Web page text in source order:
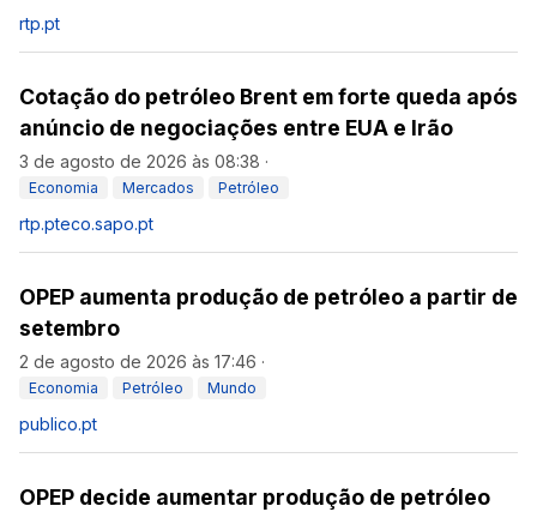
rtp.pt
Cotação do petróleo Brent em forte queda após
anúncio de negociações entre EUA e Irão
3 de agosto de 2026 às 08:38 ·
Economia Mercados Petróleo
rtp.pteco.sapo.pt
OPEP aumenta produção de petróleo a partir de
setembro
2 de agosto de 2026 às 17:46 ·
Economia Petróleo Mundo
publico.pt
OPEP decide aumentar produção de petróleo